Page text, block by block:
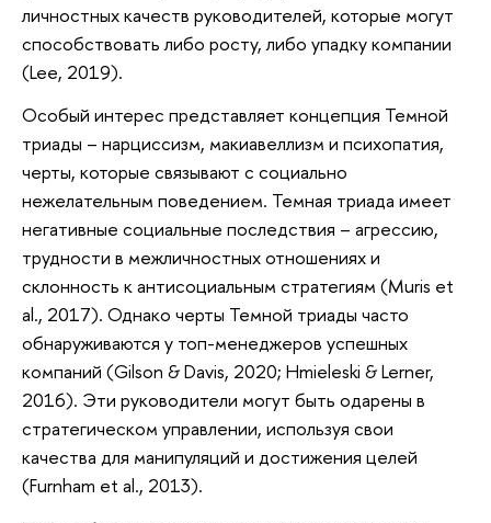
личностных качеств руководителей, которые могут
способствовать либо росту, либо упадку компании
(Lee, 2019).
Особый интерес представляет концепция Темной
триады – нарциссизм, макиавеллизм и психопатия,
черты, которые связывают с социально
нежелательным поведением. Темная триада имеет
негативные социальные последствия – агрессию,
трудности в межличностных отношениях и
склонность к антисоциальным стратегиям (Muris et
al., 2017). Однако черты Темной триады часто
обнаруживаются у топ-менеджеров успешных
компаний (Gilson & Davis, 2020; Hmieleski & Lerner,
2016). Эти руководители могут быть одарены в
стратегическом управлении, используя свои
качества для манипуляций и достижения целей
(Furnham et al., 2013).